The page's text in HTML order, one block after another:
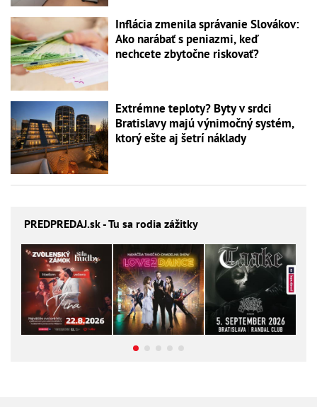
Inflácia zmenila správanie Slovákov:
Ako narábať s peniazmi, keď
nechcete zbytočne riskovať?
Extrémne teploty? Byty v srdci
Bratislavy majú výnimočný systém,
ktorý ešte aj šetrí náklady
PREDPREDAJ.sk - Tu sa rodia zážitky